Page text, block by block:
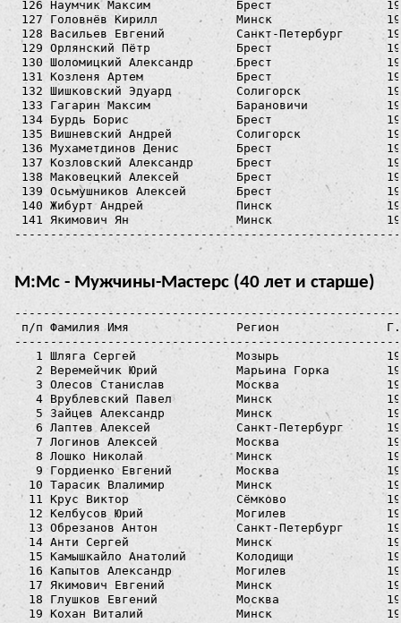
М:Мс - Мужчины-Мастерс (40 лет и старше)
п/п Фамилия Имя               Регион               Г.р.
1 Шляга Сергей              Мозырь
2 Веремейчик Юрий           Марьина Горка
3 Олесов Станислав          Москва
4 Врублевский Павел         Минск
5 Зайцев Александр          Минск
6 Лаптев Алексей            Санкт-Петербург
7 Логинов Алексей           Москва
8 Лошко Николай             Минск
9 Гордиенко Евгений         Москва
10 Тарасик Влалимир          Минск
11 Крус Виктор               Сёмково
12 Келбусов Юрий             Могилев
13 Обрезанов Антон           Санкт-Петербург
14 Анти Сергей               Минск
15 Камышкайло Анатолий       Колодищи
16 Капытов Александр         Могилев
17 Якимович Евгений          Минск
18 Глушков Евгений           Москва
19 Кохан Виталий             Минск